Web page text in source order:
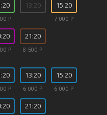
₽
13:20 15:20
7 000 ₽
₽
21:20
8 500 ₽
₽
13:20
6 000 ₽
15:20
6 000 ₽
21:20